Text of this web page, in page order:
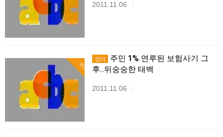
2011.11.06 |
Hot
인기
주민 1% 연루된 보험사기 그
후..뒤숭숭한 태백
2011.11.06 |